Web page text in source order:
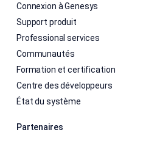
Connexion à Genesys
Support produit
Professional services
Communautés
Formation et certification
Centre des développeurs
État du système
Partenaires